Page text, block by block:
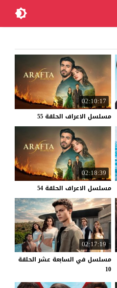
02:10:17
مسلسل الاعراف الحلقة 55
02:18:39
مسلسل الاعراف الحلقة 54
02:17:19
مسلسل في السابعة عشر الحلقة
10